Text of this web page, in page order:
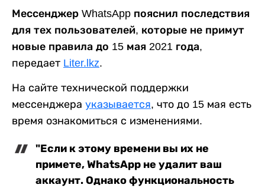
Мессенджер WhatsApp пояснил последствия
для тех пользователей, которые не примут
новые правила до 15 мая 2021 года,
передает Liter.lkz.
На сайте технической поддержки
мессенджера указывается, что до 15 мая есть
время ознакомиться с изменениями.
"Если к этому времени вы их не
примете, WhatsApp не удалит ваш
аккаунт. Однако функциональность